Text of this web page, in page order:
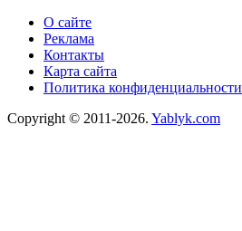
О сайте
Реклама
Контакты
Карта сайта
Политика конфиденциальности
Copyright © 2011-2026. Yablyk.сom